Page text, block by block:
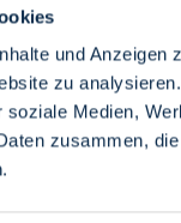
und
zu
Medien,
zusammen,